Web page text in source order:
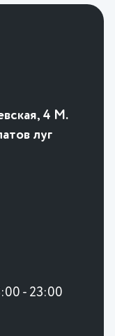
4 М.
луг
- 23:00